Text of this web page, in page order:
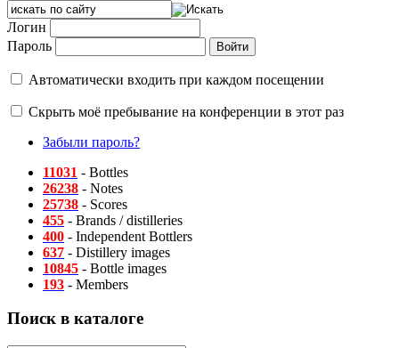
Логин
Пароль
Автоматически входить при каждом посещении
Скрыть моё пребывание на конференции в этот раз
Забыли пароль?
11031 - Bottles
26238 - Notes
25738 - Scores
455 - Brands / distilleries
400 - Independent Bottlers
637 - Distillery images
10845 - Bottle images
193 - Members
Поиск в каталоге